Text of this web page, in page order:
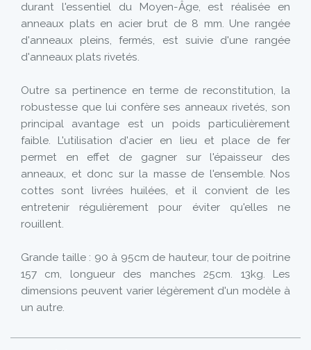
durant l'essentiel du Moyen-Âge, est réalisée en
anneaux plats en acier brut de 8 mm. Une rangée
d'anneaux pleins, fermés, est suivie d'une rangée
d'anneaux plats rivetés.
Outre sa pertinence en terme de reconstitution, la
robustesse que lui confère ses anneaux rivetés, son
principal avantage est un poids particulièrement
faible. L'utilisation d'acier en lieu et place de fer
permet en effet de gagner sur l'épaisseur des
anneaux, et donc sur la masse de l'ensemble. Nos
cottes sont livrées huilées, et il convient de les
entretenir régulièrement pour éviter qu'elles ne
rouillent.
Grande taille : 90 à 95cm de hauteur, tour de poitrine
157 cm, longueur des manches 25cm. 13kg. Les
dimensions peuvent varier légèrement d'un modèle à
un autre.